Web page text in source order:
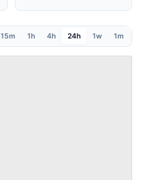
15m 1h 4h 24h 1w 1m